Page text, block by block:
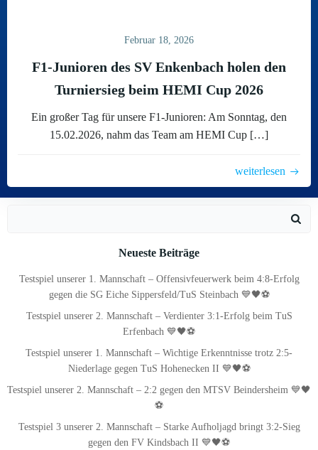
Februar 18, 2026
F1-Junioren des SV Enkenbach holen den
Turniersieg beim HEMI Cup 2026
Ein großer Tag für unsere F1-Junioren: Am Sonntag, den
15.02.2026, nahm das Team am HEMI Cup […]
weiterlesen
Neueste Beiträge
Testspiel unserer 1. Mannschaft – Offensivfeuerwerk beim 4:8-Erfolg
gegen die SG Eiche Sippersfeld/TuS Steinbach 💙🖤⚽
Testspiel unserer 2. Mannschaft – Verdienter 3:1-Erfolg beim TuS
Erfenbach 💙🖤⚽
Testspiel unserer 1. Mannschaft – Wichtige Erkenntnisse trotz 2:5-
Niederlage gegen TuS Hohenecken II 💙🖤⚽
Testspiel unserer 2. Mannschaft – 2:2 gegen den MTSV Beindersheim 💙🖤
⚽
Testspiel 3 unserer 2. Mannschaft – Starke Aufholjagd bringt 3:2-Sieg
gegen den FV Kindsbach II 💙🖤⚽